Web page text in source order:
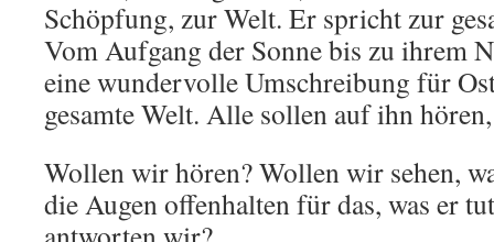
Schöpfung, zur Welt. Er spricht zur
Vom Aufgang der Sonne bis zu ihrem
eine wundervolle Umschreibung für
gesamte Welt. Alle sollen auf ihn
Wollen wir hören? Wollen wir sehen,
die Augen offenhalten für das, was er